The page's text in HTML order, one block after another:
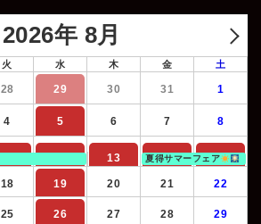
2026年 8月
火 水 木 金 土
28 29 30 31 1
4 5 6 7 8
13 14 15
夏得サマーフェア
18 19 20 21 22
25 26 27 28 29